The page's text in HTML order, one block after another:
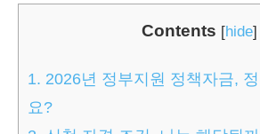
Contents [hide]
1. 2026년 정부지원 정책자금,
요?